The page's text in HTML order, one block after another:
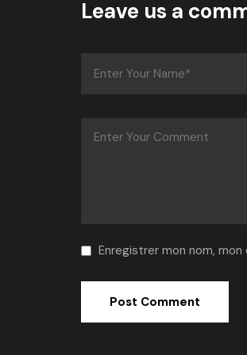
Leave us a
Enregistrer mon nom,